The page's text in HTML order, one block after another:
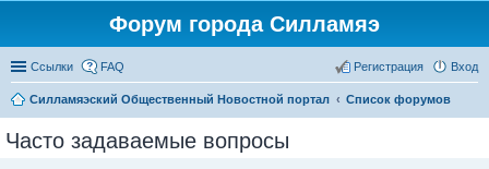
Форум города Силламяэ
Ссылки FAQ Вход
Регистрация
Силламяэский Общественный Новостной портал Список форумов
Часто задаваемые вопросы